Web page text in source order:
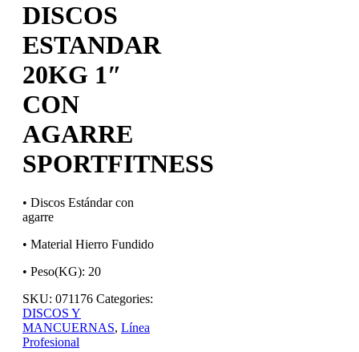
DISCOS
ESTANDAR
20KG 1″
CON
AGARRE
SPORTFITNESS
• Discos Estándar con
agarre
• Material Hierro Fundido
• Peso(KG): 20
SKU: 071176 Categories:
DISCOS Y
MANCUERNAS, Línea
Profesional